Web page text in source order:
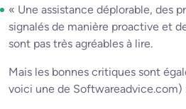
« Une assistance déplorable, des
signalés de manière proactive et
sont pas très agréables à lire.
Mais les bonnes critiques sont
voici une de Softwareadvice.com)